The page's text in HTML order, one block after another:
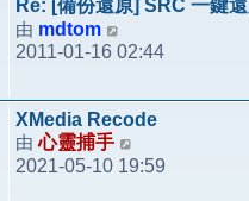
發
表
Re: [備份還原] SRC 一鍵
由 mdtom
視
後
發
表
2011-01-16 02:44
XMedia Recode
由心靈捕手
視
2021-05-10 19:59